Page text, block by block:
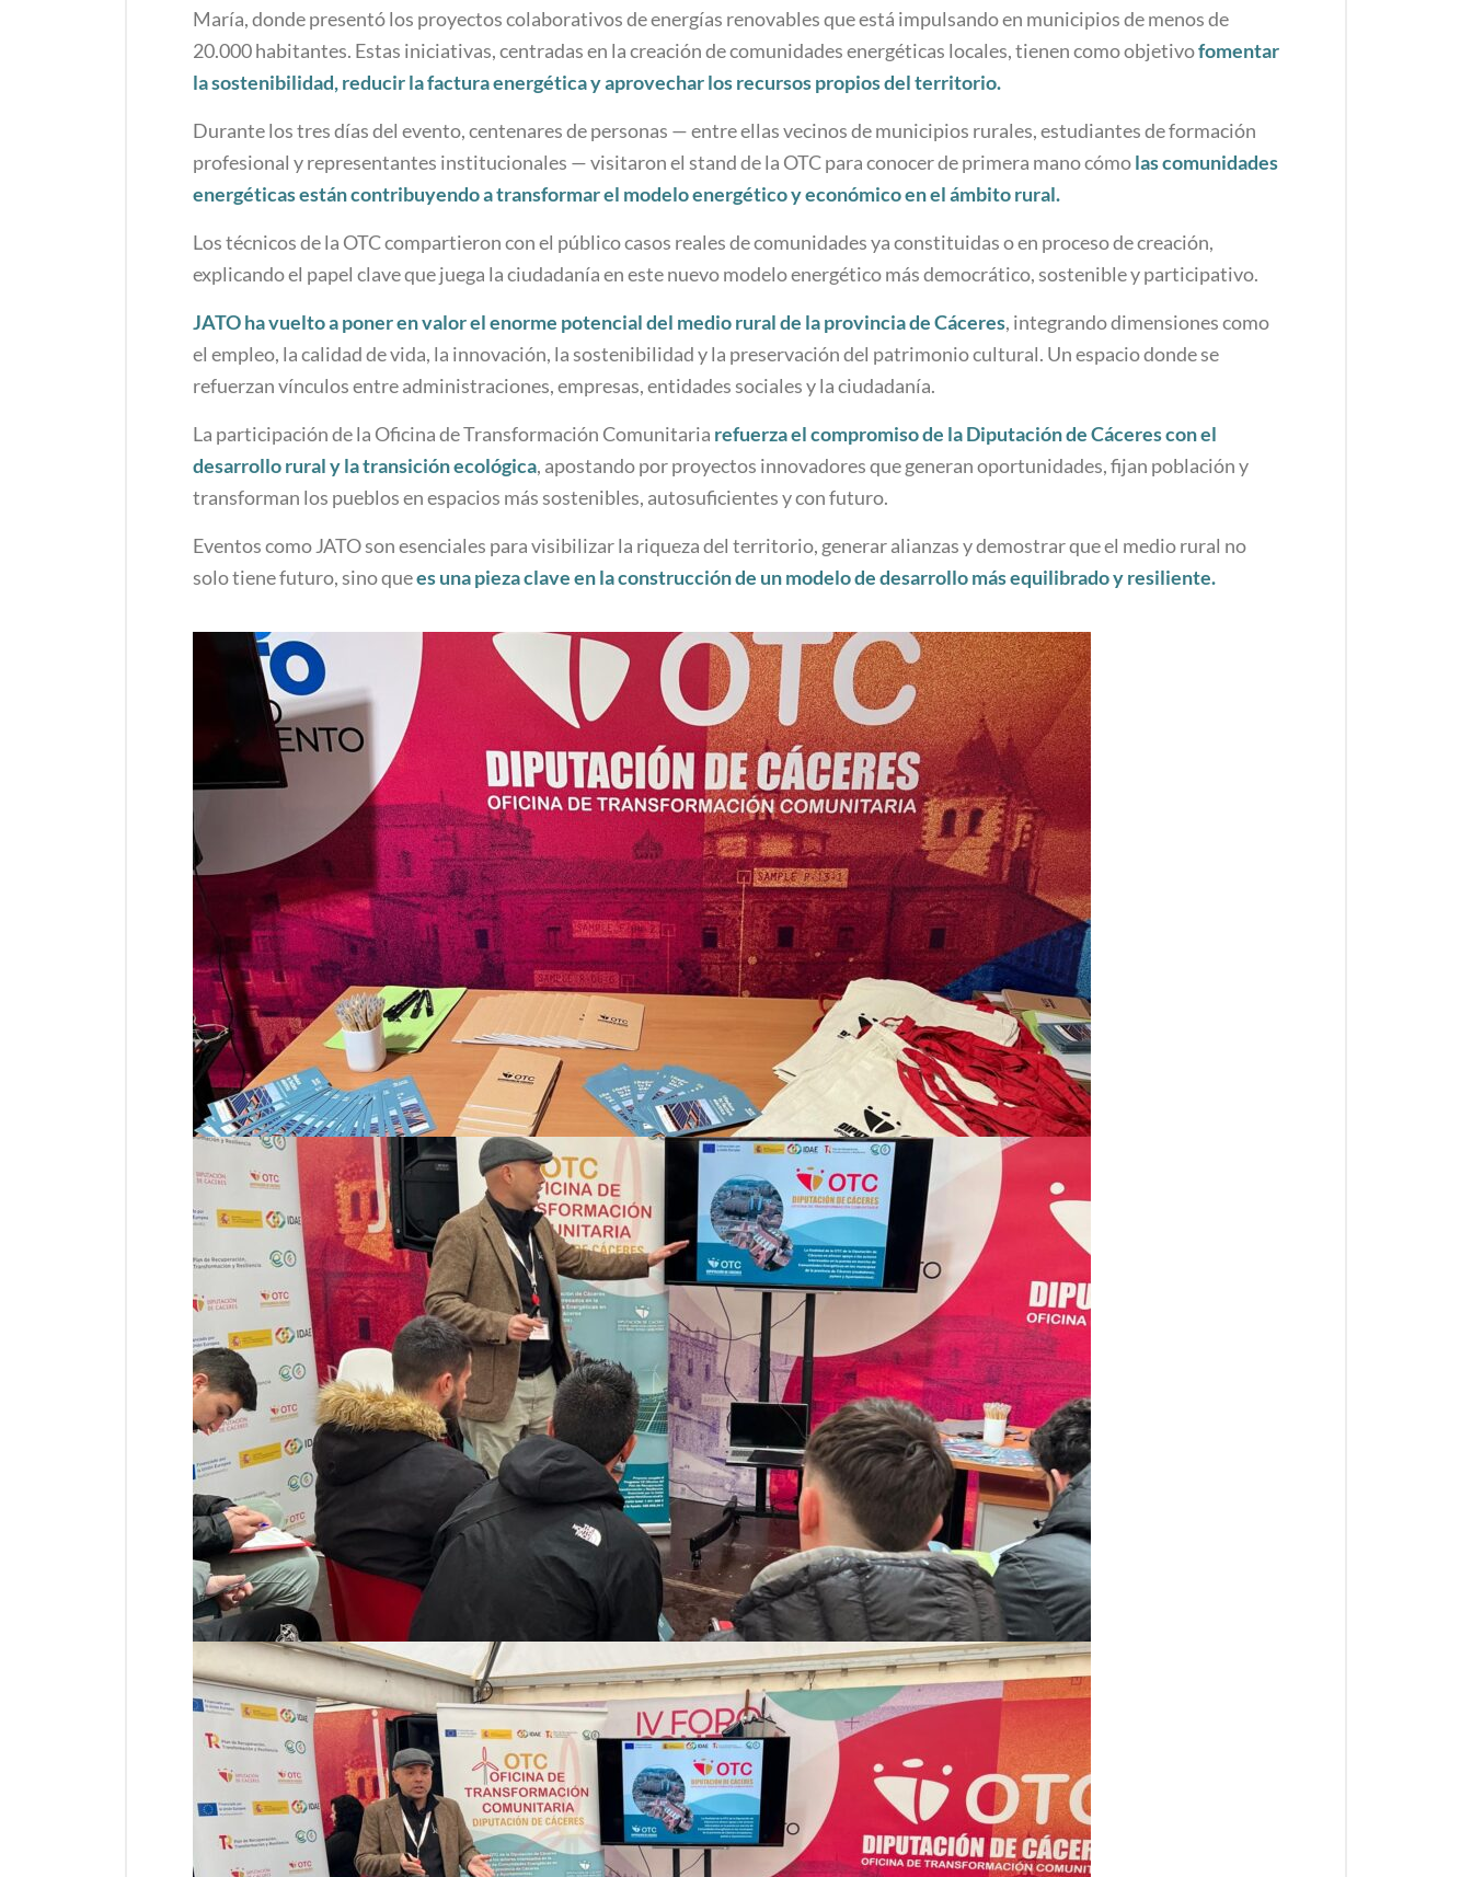
María, donde presentó los proyectos colaborativos de energías renovables que está impulsando en municipios de menos de
20.000 habitantes. Estas iniciativas, centradas en la creación de comunidades energéticas locales, tienen como objetivofomentar
la sostenibilidad, reducir la factura energética y aprovechar los recursos propios del territorio.
Durante los tres días del evento, centenares de personas — entre ellas vecinos de municipios rurales, estudiantes de formación
profesional y representantes institucionales — visitaron el stand de la OTC para conocer de primera mano cómolas comunidades
energéticas están contribuyendo a transformar el modelo energético y económico en el ámbito rural.
Los técnicos de la OTC compartieron con el público casos reales de comunidades ya constituidas o en proceso de creación,
explicando el papel clave que juega la ciudadanía en este nuevo modelo energético más democrático, sostenible y participativo.
JATO ha vuelto a poner en valor el enorme potencial del medio rural de la provincia de Cáceres, integrando dimensiones como
el empleo, la calidad de vida, la innovación, la sostenibilidad y la preservación del patrimonio cultural. Un espacio donde se
refuerzan vínculos entre administraciones, empresas, entidades sociales y la ciudadanía.
La participación de la Oficina de Transformación Comunitaria refuerza el compromiso de la Diputación de Cáceres con el
desarrollo rural y la transición ecológica, apostando por proyectos innovadores que generan oportunidades, fijan población y
transforman los pueblos en espacios más sostenibles, autosuficientes y con futuro.
Eventos como JATO son esenciales para visibilizar la riqueza del territorio, generar alianzas y demostrar que el medio rural no
solo tiene futuro, sino quees una pieza clave en la construcción de un modelo de desarrollo más equilibrado y resiliente.